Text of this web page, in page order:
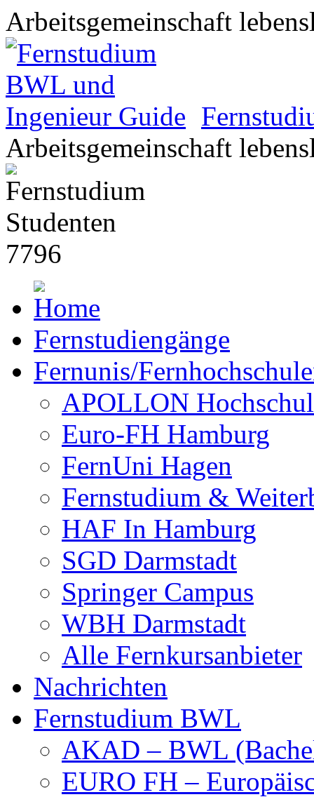
Arbeitsgemeinschaft
Arbeitsgemeinschaft
Fernstudiengänge
Fernunis/
APOLLON
Euro-FH Hamburg
FernUni Hagen
Fernstudium &
HAF In Hamburg
SGD Darmstadt
Springer Campus
WBH Darmstadt
Alle Fernkursanbieter
Nachrichten
Fernstudium BWL
AKAD – BWL
EURO FH –